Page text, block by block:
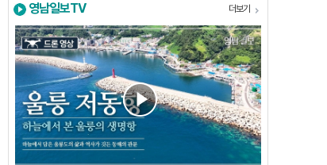
영남일보TV 더보기